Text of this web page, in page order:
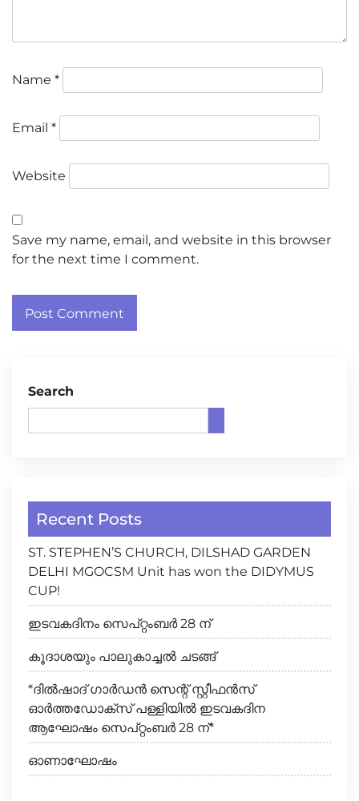
Name *
Email *
Website
Save my name, email, and website in this browser
for the next time I comment.
Search
Recent Posts
ST. STEPHEN’S CHURCH, DILSHAD GARDEN
DELHI MGOCSM Unit has won the DIDYMUS
CUP!
ഇടവകദിനം സെപ്റ്റംബർ 28 ന്
കൂദാശയും പാലുകാച്ചൽ ചടങ്ങ്
*ദിൽഷാദ് ഗാർഡൻ സെന്റ് സ്റ്റീഫൻസ്
ഓർത്തഡോക്സ് പള്ളിയിൽ ഇടവകദിന
ആഘോഷം സെപ്റ്റംബർ 28 ന്*
ഓണാഘോഷം